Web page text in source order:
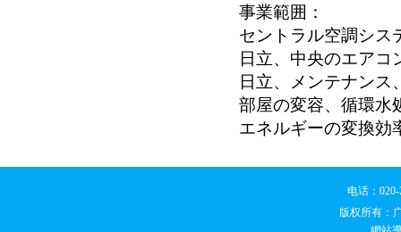
事業範囲：
セントラル空調シス
日立、中央のエアコ
日立、メンテナン
部屋の変容、循環水
エネルギーの変換効
电话：
版权所有：